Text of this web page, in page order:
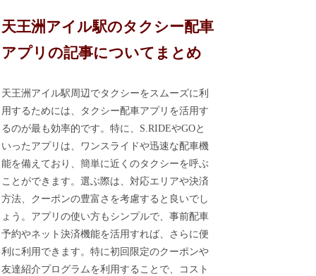
天王洲アイル駅のタクシー配車
アプリの記事についてまとめ
天王洲アイル駅周辺でタクシーをスムーズに利
用するためには、タクシー配車アプリを活用す
るのが最も効率的です。特に、S.RIDEやGOと
いったアプリは、ワンスライドや迅速な配車機
能を備えており、簡単に近くのタクシーを呼ぶ
ことができます。選ぶ際は、対応エリアや決済
方法、クーポンの豊富さを考慮すると良いでし
ょう。アプリの使い方もシンプルで、事前配車
予約やネット決済機能を活用すれば、さらに便
利に利用できます。特に初回限定のクーポンや
友達紹介プログラムを利用することで、コスト